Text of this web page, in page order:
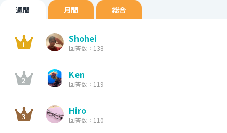
週間 月間 総合
Shohei
回答数：138
Ken
回答数：119
Hiro
回答数：110